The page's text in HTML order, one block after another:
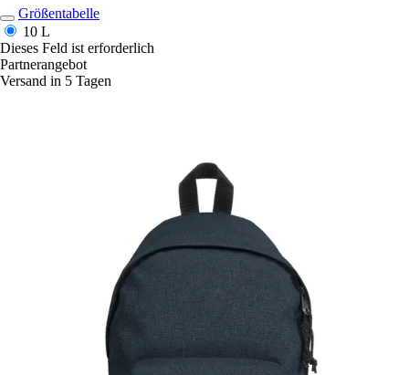
Größentabelle
10 L
Dieses Feld ist erforderlich
Partnerangebot
Versand in 5 Tagen